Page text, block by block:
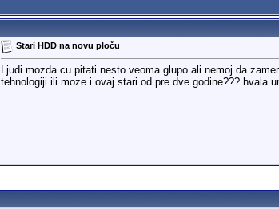
Stari HDD na novu ploču
Ljudi mozda cu pitati nesto veoma glupo ali nemoj da
tehnologiji ili moze i ovaj stari od pre dve godine??? hvala